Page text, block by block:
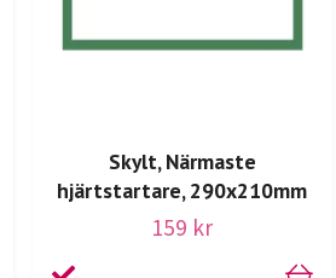
Skylt, Närmaste
hjärtstartare, 290x210mm
159 kr